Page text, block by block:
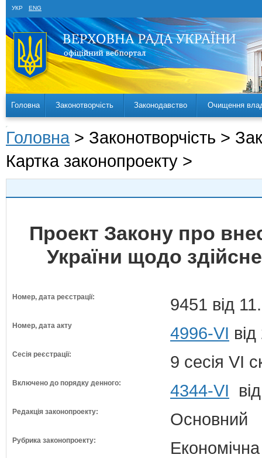
УКР ENG
Головна Законотворчість Законодавство Очищення
Головна > Законотворчість >
Картка законопроекту >
Проект Закону про
України щодо
Номер, дата реєстрації: 9451 від
Номер, дата акту 4996-VI
Сесія реєстрації: 9 сесія VI
Включено до порядку денного: 4344-VI
Редакція законопроекту: Основний
Рубрика законопроекту: